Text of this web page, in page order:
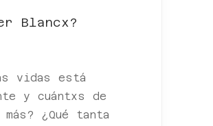
Blancx?
vidas está
y cuántxs de
¿Qué tanta